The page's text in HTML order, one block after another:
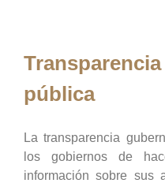
pública
La transparencia
los gobiernos de
información sobre sus